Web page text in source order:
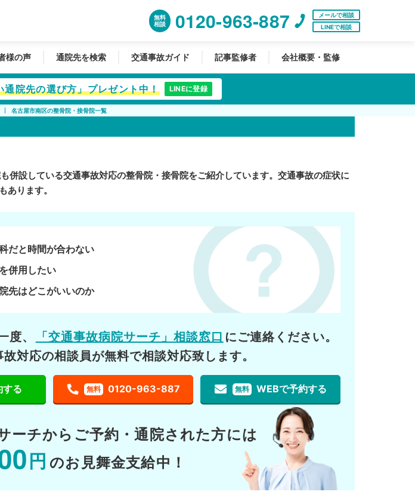
無料
相談
0120-963-887
メールで相談
LINEで相談
様の声 通院先を検索 交通事故ガイド 記事監修者 会社概要・監修
院先の選び方」プレゼント中！ LINEに登録
名古屋市南区の整骨院・接骨院一覧
併設している交通事故対応の整骨院・接骨院をご紹介しています。交通事故の症状に
あります。
だと時間が合わない
併用したい
先はどこがいいのか
度、 「交通事故病院サーチ」相談窓口 にご連絡ください。
故対応の相談員が無料で相談対応致します。
する 無料 0120-963-887 無料 WEBで予約する
ーチから ご予約・通院された方には
円 のお見舞金支給中！